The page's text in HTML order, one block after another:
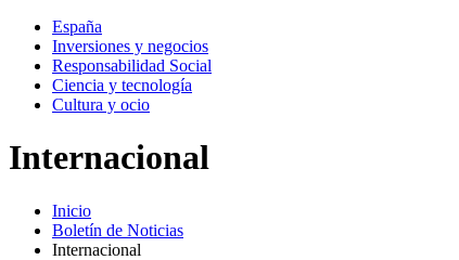
España
Inversiones y negocios
Responsabilidad Social
Ciencia y tecnología
Cultura y ocio
Internacional
Inicio
Boletín de Noticias
Internacional